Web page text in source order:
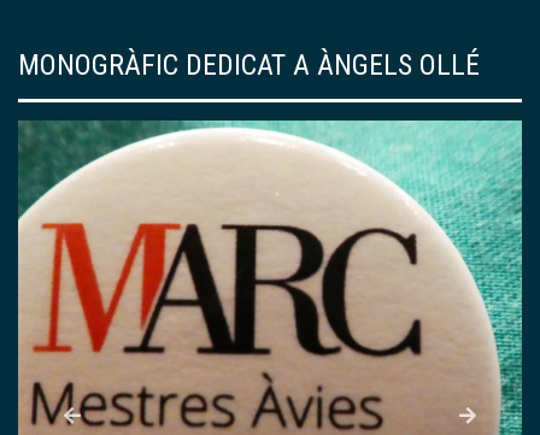
MONOGRÀFIC DEDICAT A ÀNGELS OLLÉ